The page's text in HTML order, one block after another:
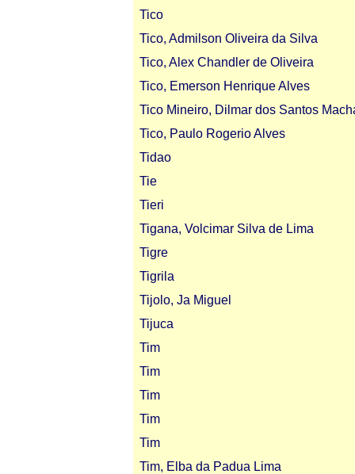
Tico
Tico, Admilson Oliveira da Silva
Tico, Alex Chandler de Oliveira
Tico, Emerson Henrique Alves
Tico Mineiro, Dilmar dos Santos
Tico, Paulo Rogerio Alves
Tidao
Tie
Tieri
Tigana, Volcimar Silva de Lima
Tigre
Tigrila
Tijolo, Ja Miguel
Tijuca
Tim
Tim
Tim
Tim
Tim
Tim, Elba da Padua Lima